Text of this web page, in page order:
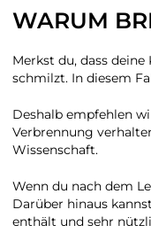
WARUM
Merkst du, dass
schmilzt. In diesem
Deshalb empfehlen
Verbrennung
Wissenschaft.
Wenn du nach dem
Darüber hinaus
enthält und sehr